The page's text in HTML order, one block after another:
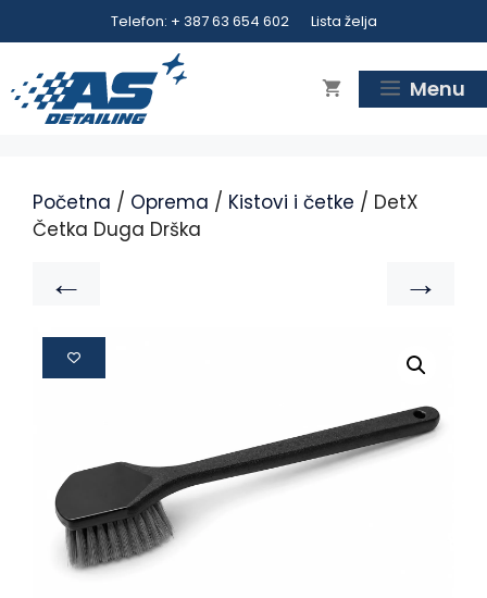
Telefon: + 387 63 654 602 Lista želja
Menu
Početna / Oprema / Kistovi i četke / DetX
Četka Duga Drška
← →